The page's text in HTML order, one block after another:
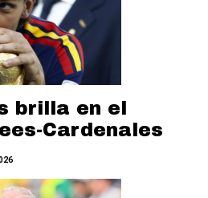
brilla en el
Cardenales